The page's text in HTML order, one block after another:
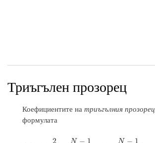
Триъгълен прозорец
Коефициентите на триъгълния прозорец
формулата
2 − 1
− 1